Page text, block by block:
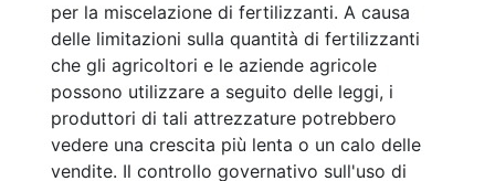
per la miscelazione di fertilizzanti. A causa
delle limitazioni sulla quantità di fertilizzanti
che gli agricoltori e le aziende agricole
possono utilizzare a seguito delle leggi, i
produttori di tali attrezzature potrebbero
vedere una crescita più lenta o un calo delle
vendite. Il controllo governativo sull'uso di